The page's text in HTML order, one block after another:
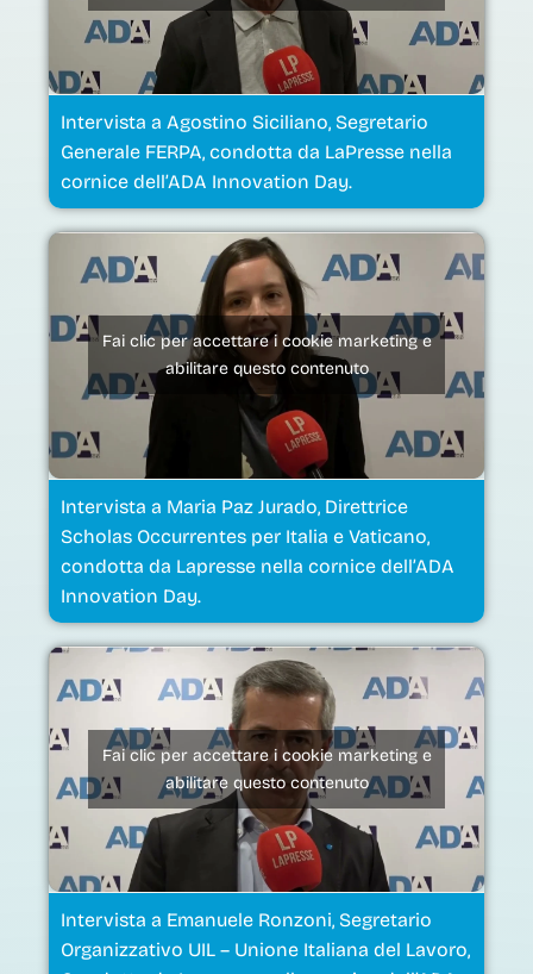
Intervista a Agostino Siciliano, Segretario
Generale FERPA, condotta da LaPresse nella
cornice dell’ADA Innovation Day.
Fai clic per accettare i cookie marketing e
abilitare questo contenuto
Intervista a Maria Paz Jurado, Direttrice
Scholas Occurrentes per Italia e Vaticano,
condotta da Lapresse nella cornice dell’ADA
Innovation Day.
Fai clic per accettare i cookie marketing e
abilitare questo contenuto
Intervista a Emanuele Ronzoni, Segretario
Organizzativo UIL – Unione Italiana del Lavoro,